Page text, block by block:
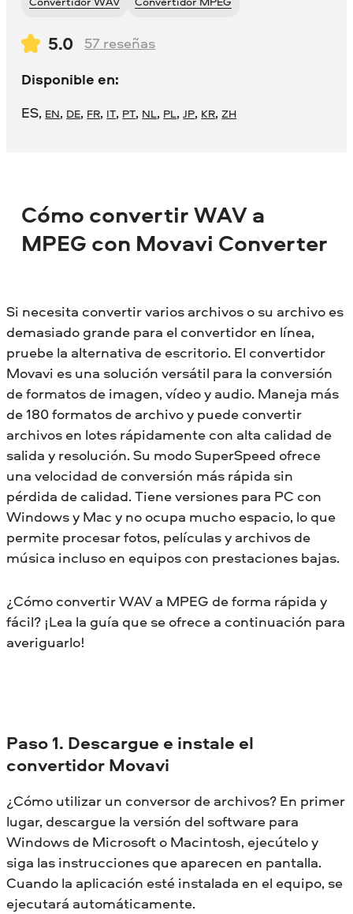
5.0 57 reseñas
Disponible en:
ES, EN, DE, FR, IT, PT, NL, PL,JP, KR,ZH
Cómo convertir WAV a
MPEG con Movavi Converter
Si necesita convertir varios archivos o su archivo es
demasiado grande para el convertidor en línea,
pruebe la alternativa de escritorio. El convertidor
Movavi es una solución versátil para la conversión
de formatos de imagen, vídeo y audio. Maneja más
de 180 formatos de archivo y puede convertir
archivos en lotes rápidamente con alta calidad de
salida y resolución. Su modo SuperSpeed ofrece
una velocidad de conversión más rápida sin
pérdida de calidad. Tiene versiones para PC con
Windows y Mac y no ocupa mucho espacio, lo que
permite procesar fotos, películas y archivos de
música incluso en equipos con prestaciones bajas.
¿Cómo convertir WAV a MPEG de forma rápida y
fácil? ¡Lea la guía que se ofrece a continuación para
averiguarlo!
Paso 1. Descargue e instale el
convertidor Movavi
¿Cómo utilizar un conversor de archivos? En primer
lugar, descargue la versión del software para
Windows de Microsoft o Macintosh, ejecútelo y
siga las instrucciones que aparecen en pantalla.
Cuando la aplicación esté instalada en el equipo, se
ejecutará automáticamente.